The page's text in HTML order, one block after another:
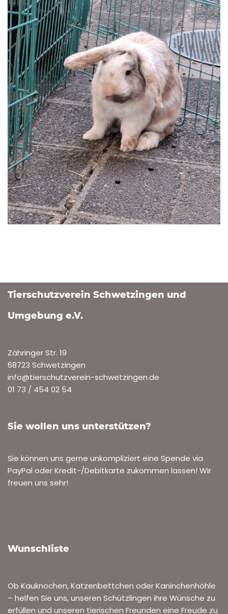
Tierschutzverein Schwetzingen und
Umgebung e.V.
Zähringer Str. 19
68723 Schwetzingen
info@tierschutzverein-schwetzingen.de
01 73 / 454 02 54
Sie wollen uns unterstützen?
Sie können uns gerne unkompliziert eine Spende via
PayPal oder Kredit-/Debitkarte zukommen lassen! Wir
freuen uns sehr!
Wunschliste
Ob Kauknochen, Katzenbettchen oder Kaninchenhöhle
– helfen Sie uns, unseren Schützlingen ihre Wünsche zu
erfüllen und unseren tierischen Freunden eine Freude zu